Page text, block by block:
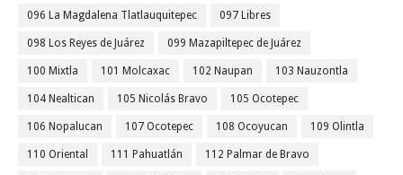
096 La Magdalena Tlatlauquitepec 097 Libres
098 Los Reyes de Juárez 099 Mazapiltepec de Juárez
100 Mixtla 101 Molcaxac 102 Naupan 103 Nauzontla
104 Nealtican 105 Nicolás Bravo 105 Ocotepec
106 Nopalucan 107 Ocotepec 108 Ocoyucan 109 Olintla
110 Oriental 111 Pahuatlán 112 Palmar de Bravo